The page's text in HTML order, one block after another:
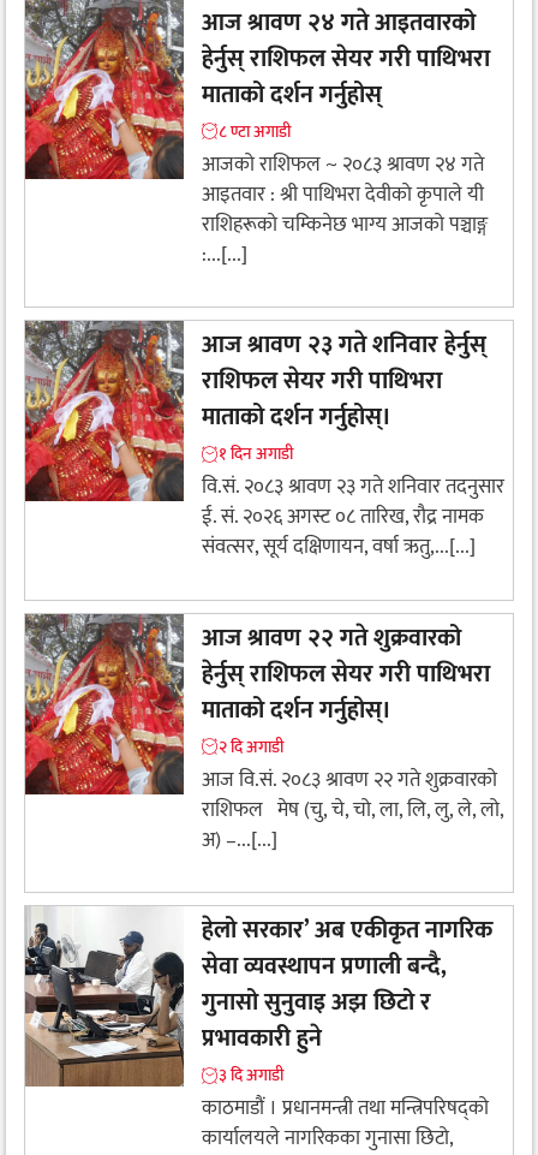
आज श्रावण २४ गते आइतवारको
हेर्नुस् राशिफल सेयर गरी पाथिभरा
माताको दर्शन गर्नुहोस्
८ ण्टा अगाडी
आजको राशिफल ~ २०८३ श्रावण २४ गते
आइतवार : श्री पाथिभरा देवीकाे कृपाले यी
राशिहरूकाे चम्किनेछ भाग्य आजको पञ्चाङ्ग
:...[...]
आज श्रावण २३ गते शनिवार हेर्नुस्
राशिफल सेयर गरी पाथिभरा
माताको दर्शन गर्नुहोस्।
१ दिन अगाडी
वि.सं. २०८३ श्रावण २३ गते शनिवार तदनुसार
ई. सं. २०२६ अगस्ट ०८ तारिख, रौद्र नामक
संवत्सर, सूर्य दक्षिणायन, वर्षा ऋतु,...[...]
आज श्रावण २२ गते शुक्रवारको
हेर्नुस् राशिफल सेयर गरी पाथिभरा
माताको दर्शन गर्नुहोस्।
२ दि अगाडी
आज वि.सं. २०८३ श्रावण २२ गते शुक्रवारको
राशिफल मेष (चु, चे, चो, ला, लि, लु, ले, लो,
अ) –...[...]
हेलो सरकार’ अब एकीकृत नागरिक
सेवा व्यवस्थापन प्रणाली बन्दै,
गुनासो सुनुवाइ अझ छिटो र
प्रभावकारी हुने
३ दि अगाडी
काठमाडौं । प्रधानमन्त्री तथा मन्त्रिपरिषद्को
कार्यालयले नागरिकका गुनासा छिटो,